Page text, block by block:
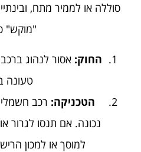
סוללה או לממיר מתח,
"מוקש"
החוק: אסור לנהוג
טעונה ב-
הטכניקה: רכב
נכונה. אם תנסו לגרור
למוסך או למכון